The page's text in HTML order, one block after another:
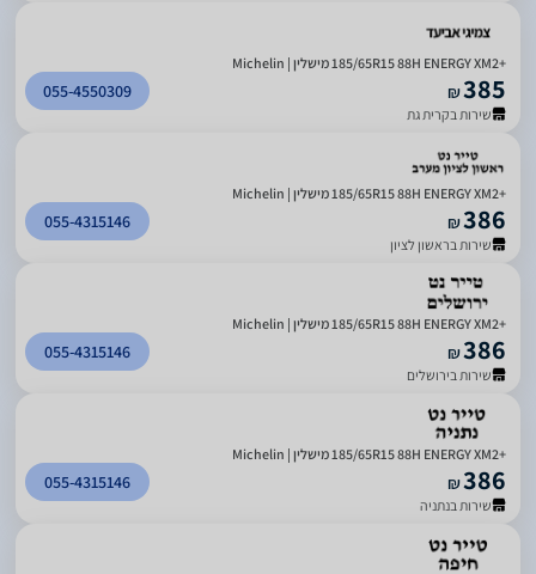
185/65R15 88H ENERGY XM2+‎ מישלין | Michelin
₪385
שירות בקרית גת
055-4550309
185/65R15 88H ENERGY XM2+‎ מישלין | Michelin
₪386
שירות בראשון לציון
055-4315146
185/65R15 88H ENERGY XM2+‎ מישלין | Michelin
₪386
שירות בירושלים
055-4315146
185/65R15 88H ENERGY XM2+‎ מישלין | Michelin
₪386
שירות בנתניה
055-4315146